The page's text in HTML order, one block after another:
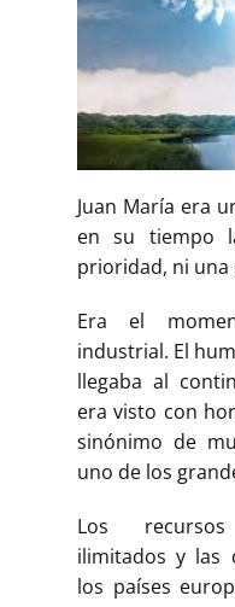
Contacto
Buscar
Juan María era
en su tiempo
prioridad, ni
Era el
industrial. El
llegaba al
era visto con
sinónimo de
uno de los
Los
ilimitados y las
los países